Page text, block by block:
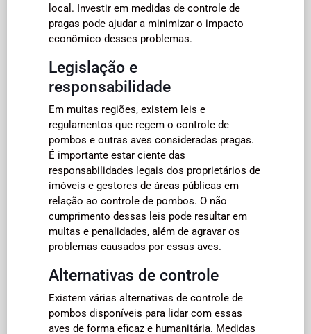
local. Investir em medidas de controle de
pragas pode ajudar a minimizar o impacto
econômico desses problemas.
Legislação e
responsabilidade
Em muitas regiões, existem leis e
regulamentos que regem o controle de
pombos e outras aves consideradas pragas.
É importante estar ciente das
responsabilidades legais dos proprietários de
imóveis e gestores de áreas públicas em
relação ao controle de pombos. O não
cumprimento dessas leis pode resultar em
multas e penalidades, além de agravar os
problemas causados por essas aves.
Alternativas de controle
Existem várias alternativas de controle de
pombos disponíveis para lidar com essas
aves de forma eficaz e humanitária. Medidas